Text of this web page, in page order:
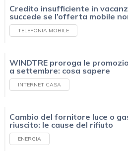
Credito insufficiente in
succede se l’offerta mobile
TELEFONIA MOBILE
WINDTRE proroga le
a settembre: cosa sapere
INTERNET CASA
Cambio del fornitore luce o
riuscito: le cause del rifiuto
ENERGIA